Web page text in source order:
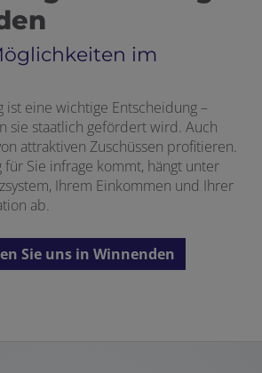
im
ist eine wichtige Entscheidung –
sie staatlich gefördert wird. Auch
attraktiven Zuschüssen profitieren.
Sie infrage kommt, hängt unter
Ihrem Einkommen und Ihrer
ab.
Sie uns in Winnenden